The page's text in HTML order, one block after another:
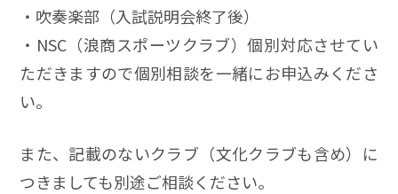
・吹奏楽部（入試説明会終了後）
・NSC（浪商スポーツクラブ）個別対応させてい
ただきますので個別相談を一緒にお申込みくださ
い。
また、記載のないクラブ（文化クラブも含め）に
つきましても別途ご相談ください。